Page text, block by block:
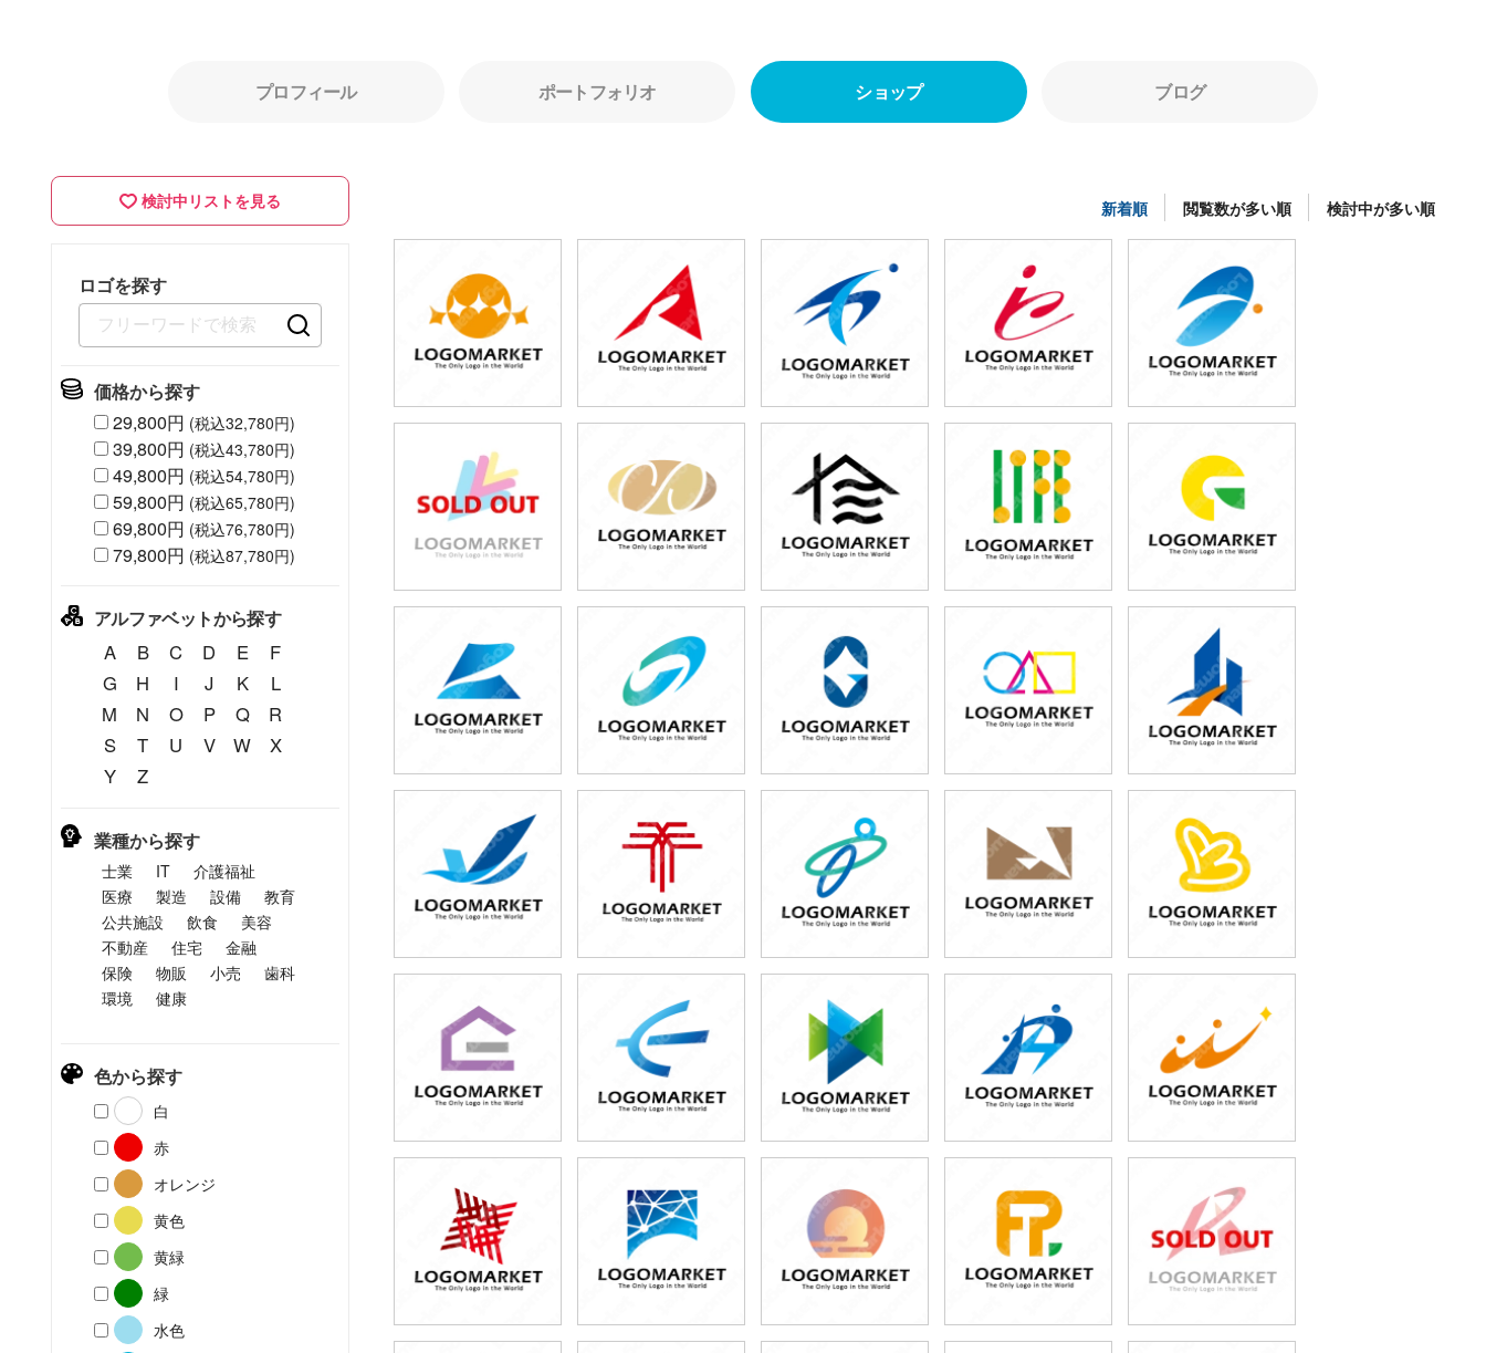
プロフィール ポートフォリオ ショップ ブログ
検討中リストを見る
ロゴを探す
価格から探す
29,800円 (税込32,780円)
39,800円 (税込43,780円)
49,800円 (税込54,780円)
59,800円 (税込65,780円)
69,800円 (税込76,780円)
79,800円 (税込87,780円)
アルファベットから探す
A B C D E
F
G
H I J K
L
M
N O P Q
R
S
T U V W
X
Y
Z
業種から探す
士業 IT
介護福祉
医療
製造 設備
教育
公共施設
飲食
美容
不動産
住宅
金融
保険
物販 小売
歯科
環境
健康
色から探す
白
赤
オレンジ
黄色
黄緑
緑
水色
新着順 閲覧数が多い順 検討中が多い順
49,800円
(税込54,780円)
49,800円
(税込54,780円)
49,800円
(税込54,780円)
49,800円
(税込54,780円)
49,800円
(税込54,780円)
49,800円
(税込54,780円)
49,800円
(税込54,780円)
49,800円
(税込54,780円)
49,800円
(税込54,780円)
49,800円
(税込54,780円)
49,800円
(税込54,780円)
49,800円
(税込54,780円)
49,800円
(税込54,780円)
49,800円
(税込54,780円)
49,800円
(税込54,780円)
49,800円
(税込54,780円)
49,800円
(税込54,780円)
49,800円
(税込54,780円)
49,800円
(税込54,780円)
49,800円
(税込54,780円)
49,800円
(税込54,780円)
49,800円
(税込54,780円)
49,800円
(税込54,780円)
49,800円
(税込54,780円)
49,800円
(税込54,780円)